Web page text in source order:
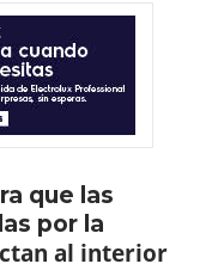
que las
por la
al interior